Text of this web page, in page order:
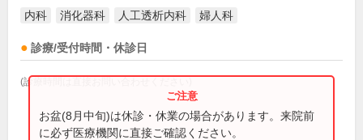
内科 消化器科 人工透析内科 婦人科
診療/受付時間・休診日
(診療時間は直接お問い合わせください)
お盆(8月中旬)は休診・休業の場合があります。来院前
に必ず医療機関に直接ご確認ください。